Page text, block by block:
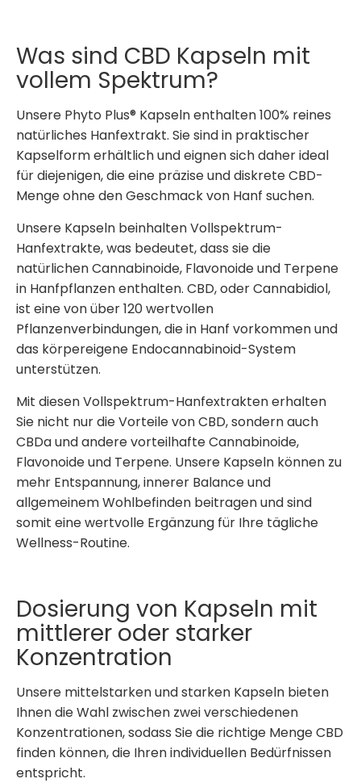
Was sind CBD Kapseln mit
vollem Spektrum?
Unsere Phyto Plus® Kapseln enthalten 100% reines
natürliches Hanfextrakt. Sie sind in praktischer
Kapselform erhältlich und eignen sich daher ideal
für diejenigen, die eine präzise und diskrete CBD-
Menge ohne den Geschmack von Hanf suchen.
Unsere Kapseln beinhaltenVollspektrum-
Hanfextrakte, was bedeutet, dass sie die
natürlichen Cannabinoide, Flavonoide und Terpene
in Hanfpflanzen enthalten. CBD, oder Cannabidiol,
ist eine von über 120 wertvollen
Pflanzenverbindungen, die in Hanf vorkommen und
das körpereigene Endocannabinoid-System
unterstützen.
Mit diesen Vollspektrum-Hanfextrakten erhalten
Sie nicht nur die Vorteile von CBD, sondern auch
CBDa und andere vorteilhafte Cannabinoide,
Flavonoide und Terpene. Unsere Kapseln können zu
mehr Entspannung, innerer Balance und
allgemeinem Wohlbefinden beitragen und sind
somit eine wertvolle Ergänzung für Ihre tägliche
Wellness-Routine.
Dosierung von Kapseln mit
mittlerer oder starker
Konzentration
Unsere mittelstarken und starken Kapseln bieten
Ihnen die Wahl zwischen zwei verschiedenen
Konzentrationen, sodass Sie die richtige Menge CBD
finden können, die Ihren individuellen Bedürfnissen
entspricht.